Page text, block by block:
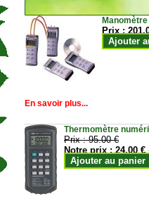
Prix :
Ajouter
En savoir plus...
Thermomètre
Prix :95.00 €
Notre prix :24.00 €
Ajouter au panier